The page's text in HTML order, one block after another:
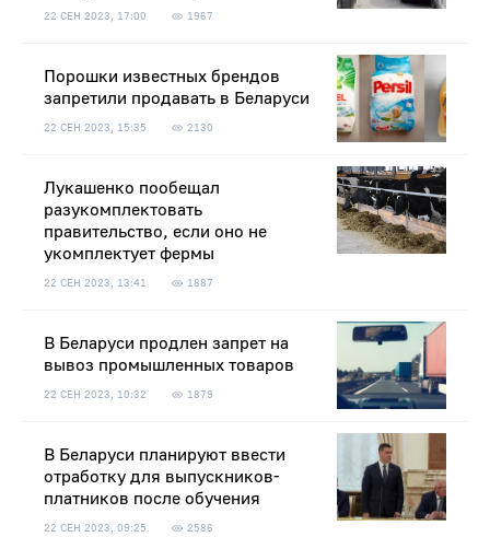
22 СЕН 2023, 17:00 1967
Порошки известных брендов
запретили продавать в Беларуси
22 СЕН 2023, 15:35 2130
Лукашенко пообещал
разукомплектовать
правительство, если оно не
укомплектует фермы
22 СЕН 2023, 13:41 1887
В Беларуси продлен запрет на
вывоз промышленных товаров
22 СЕН 2023, 10:32 1879
В Беларуси планируют ввести
отработку для выпускников-
платников после обучения
22 СЕН 2023, 09:25 2586